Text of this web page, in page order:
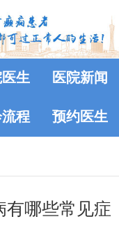
医生 医院新闻
程 预约医生
有哪些常见症